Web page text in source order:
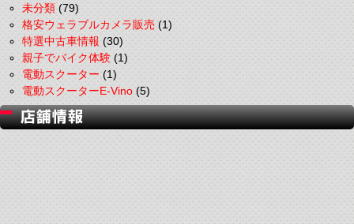
未分類(79)
格安ウェラブルカメラ販売(1)
特選中古車情報(30)
親子でバイク体験(1)
電動スクーター(1)
電動スクーターE-Vino(5)